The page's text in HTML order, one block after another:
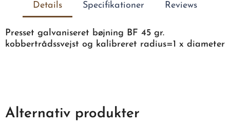
Details Specifikationer Reviews
Presset galvaniseret bøjning BF 45 gr.
kobbertrådssvejst og kalibreret radius=1 x diameter
Alternativ produkter